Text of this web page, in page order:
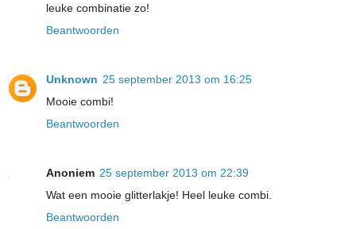
leuke combinatie zo!
Beantwoorden
Unknown 25 september 2013 om 16:25
Mooie combi!
Beantwoorden
Anoniem 25 september 2013 om 22:39
Wat een mooie glitterlakje! Heel leuke combi.
Beantwoorden